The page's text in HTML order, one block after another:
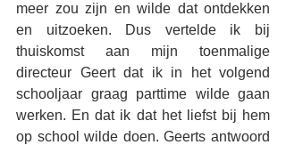
meer zou zijn en wilde dat ontdekken
en uitzoeken. Dus vertelde ik bij
thuiskomst aan mijn toenmalige
directeur Geert dat ik in het volgend
schooljaar graag parttime wilde gaan
werken. En dat ik dat het liefst bij hem
op school wilde doen. Geerts antwoord